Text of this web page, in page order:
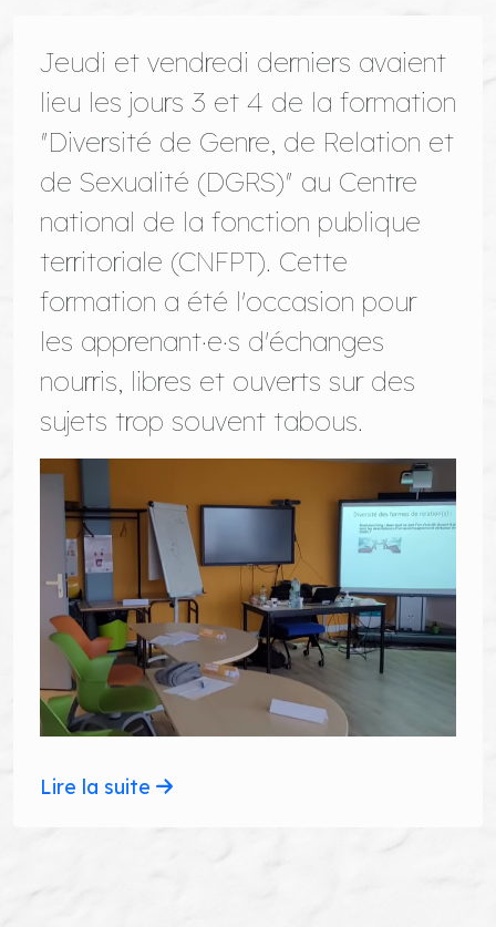
Jeudi et vendredi derniers avaient
lieu les jours 3 et 4 de la formation
"Diversité de Genre, de Relation et
de Sexualité (DGRS)" au Centre
national de la fonction publique
territoriale (CNFPT). Cette
formation a été l'occasion pour
les apprenant·e·s d'échanges
nourris, libres et ouverts sur des
sujets trop souvent tabous.
Lire la suite